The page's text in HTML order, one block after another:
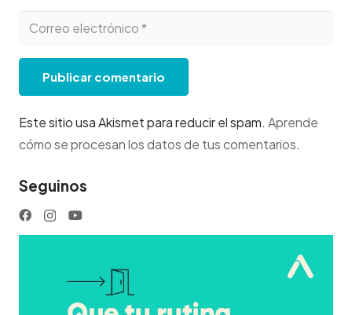
Publicar comentario
Este sitio usa Akismet para reducir el spam. Aprende
cómo se procesan los datos de tus comentarios.
Seguinos